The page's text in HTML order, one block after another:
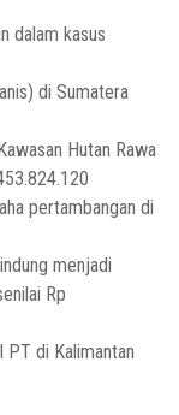
dalam kasus
di Sumatera
Hutan Rawa
pertambangan di
menjadi
Rp
PT di Kalimantan